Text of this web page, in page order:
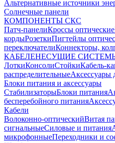
Альтернативные источники
Солнечные панели
КОМПОНЕНТЫ СКС
Патч-панелиКроссы оптические
кордыРозеткиПигтейлы
переключателиКоннекторы,
КАБЕЛЕНЕСУЩИЕ
ЛоткиКонсолиСтойкиКабель-
распределительныеАксессуары
Блоки питания и аксессуары
СтабилизаторыБлоки питания
бесперебойного питания
Кабели
Волоконно-оптическийВитая
сигнальныеСиловые и питания
микрофонныеПереходники и